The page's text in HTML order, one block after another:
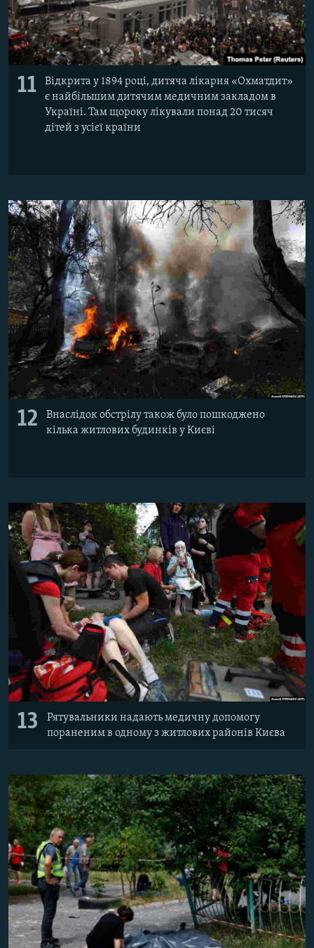
11
Відкрита у 1894 році, дитяча лікарня «Охматдит»
є найбільшим дитячим медичним закладом в
Україні. Там щороку лікували понад 20 тисяч
дітей з усієї країни
12
Внаслідок обстрілу також було пошкоджено
кілька житлових будинків у Києві
13
Рятувальники надають медичну допомогу
пораненим в одному з житлових районів Києва